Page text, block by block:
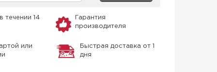
течении 14
Гарантия
производителя
или
Быстрая доставка от 1
дня